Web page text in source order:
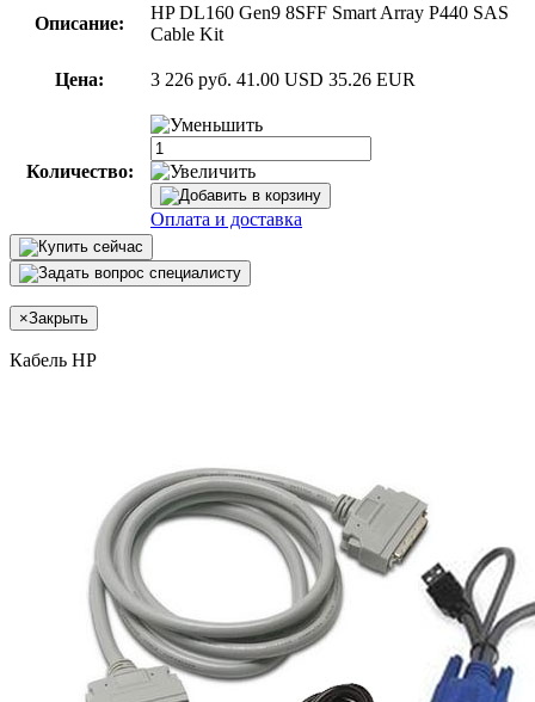
Описание:
HP DL160 Gen9 8SFF Smart Array P440 SAS
Cable Kit
Цена: 3 226 руб. 41.00 USD 35.26 EUR
Количество:
Оплата и доставка
×Закрыть
Кабель HP